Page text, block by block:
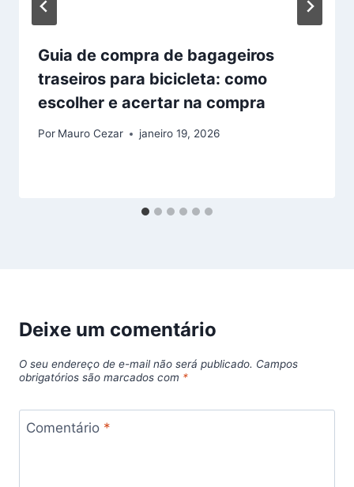
Guia de compra de bagageiros
traseiros para bicicleta: como
escolher e acertar na compra
Por Mauro Cezar janeiro 19, 2026
Deixe um comentário
O seu endereço de e-mail não será publicado. Campos
obrigatórios são marcados com *
Comentário *